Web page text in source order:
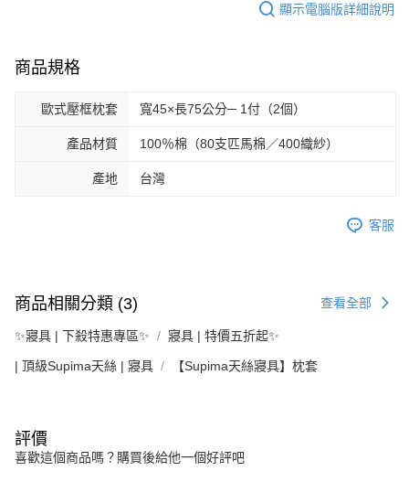
顯示電腦版詳細說明
商品規格
歐式壓框枕套 寬45×長75公分─ 1付（2個）
產品材質 100％棉（80支匹馬棉／400織紗）
產地 台灣
客服
商品相關分類 (3) 查看全部
✨寢具 | 下殺特惠專區✨ 寢具 | 特價五折起✨
| 頂級Supima天絲 | 寢具 【Supima天絲寢具】枕套
評價
喜歡這個商品嗎？購買後給他一個好評吧